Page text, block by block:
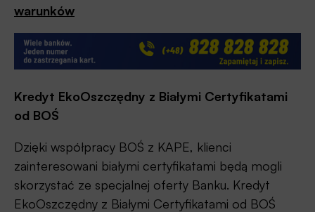
warunków
Kredyt EkoOszczędny z Białymi Certyfikatami
od BOŚ
Dzięki współpracy BOŚ z KAPE, klienci
zainteresowani białymi certyfikatami będą mogli
skorzystać ze specjalnej oferty Banku. Kredyt
EkoOszczędny z Białymi Certyfikatami od BOŚ